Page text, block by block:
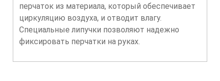
перчаток из материала, который обеспечивает
циркуляцию воздуха, и отводит влагу.
Специальные липучки позволяют надежно
фиксировать перчатки на руках.